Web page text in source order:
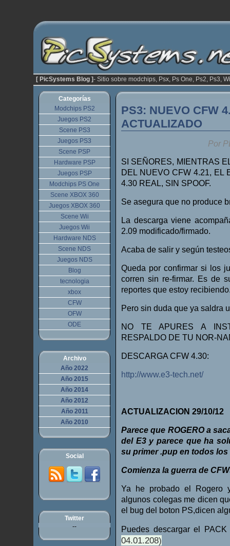
[ PicSystems Blog ]- Sitio sobre modchips, Psx, Ps One, Ps2, Ps3,
PS3: NUEVO CFW
ACTUALIZADO
Por
SI SEÑORES, MIENTRAS
DEL NUEVO CFW 4.21, EL
4.30 REAL, SIN SPOOF.
Se asegura que no produce
La descarga viene
2.09 modificado/firmado.
Acaba de salir y según
Queda por confirmar si los
corren sin re-firmar. Es de
reportes que estoy
Pero sin duda que ya saldra
NO TE APURES A
RESPALDO DE TU NOR-
DESCARGA CFW 4.30:
http://www.e3-tech.net/
ACTUALIZACION 29/10/12
Parece que ROGERO a
del E3 y parece que ha
su primer .pup en todos
Comienza la guerra de
Ya he probado el Rogero
algunos colegas me dicen
el bug del boton PS,dicen
Puedes descargar el
04.01.208)
Categorías
Modchips PS2
Juegos PS2
Scene PS3
Juegos PS3
Scene PSP
Hardware PSP
Juegos PSP
Modchips PS One
Scene XBOX 360
Juegos XBOX 360
Scene Wii
Juegos Wii
Hardware NDS
Scene NDS
Juegos NDS
Blog
tecnologia
xbox
CFW
OFW
ODE
Archivo
Año 2022
Año 2015
Año 2014
Año 2012
Año 2011
Año 2010
Social
Twitter
--